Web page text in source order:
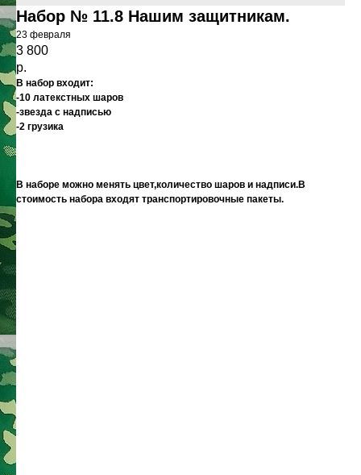
Набор № 11.8 Нашим защитникам.
23 февраля
3 800
р.
В набор входит:
-10 латекстных шаров
-звезда с надписью
-2 грузика
В наборе можно менять цвет,количество шаров и надписи.В
стоимость набора входят транспортировочные пакеты.